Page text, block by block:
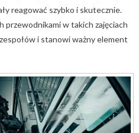
reagować szybko i skutecznie.
przewodnikamiwtakich zajęciach
zespołówi stanowiważnyelement